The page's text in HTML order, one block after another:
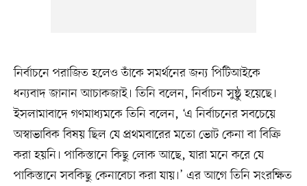
নির্বাচনে পরাজিত হলেও তাঁকে সমর্থনের জন্য পিটিআইকে
ধন্যবাদ জানান আচাকজাই। তিনি বলেন, নির্বাচন সুষ্ঠু হয়েছে।
ইসলামাবাদে গণমাধ্যমকে তিনি বলেন, ‘এ নির্বাচনের সবচেয়ে
অস্বাভাবিক বিষয় ছিল যে প্রথমবারের মতো ভোট কেনা বা বিক্রি
করা হয়নি। পাকিস্তানে কিছু লোক আছে, যারা মনে করে যে
পাকিস্তানে সবকিছু কেনাবেচা করা যায়।’ এর আগে তিনি সংরক্ষিত